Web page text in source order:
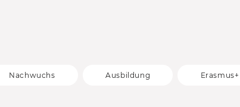
Nachwuchs Ausbildung Erasmus+